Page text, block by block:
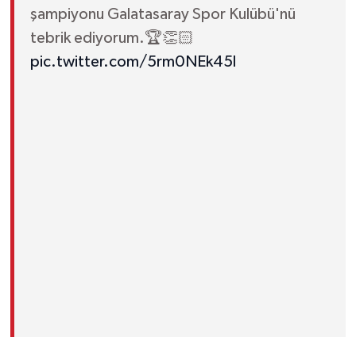
şampiyonu Galatasaray Spor Kulübü'nü
tebrik ediyorum.🏆👏🏻
pic.twitter.com/5rm0NEk45l